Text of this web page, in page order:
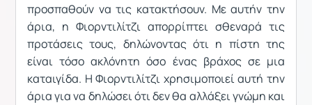
προσπαθούν να τις κατακτήσουν. Με αυτήν την
άρια, η Φιορντιλίτζι απορρίπτει σθεναρά τις
προτάσεις τους, δηλώνοντας ότι η πίστη της
είναι τόσο ακλόνητη όσο ένας βράχος σε μια
καταιγίδα. Η Φιορντιλίτζι χρησιμοποιεί αυτή την
άρια για να δηλώσει ότι δεν θα αλλάξει γνώμη και